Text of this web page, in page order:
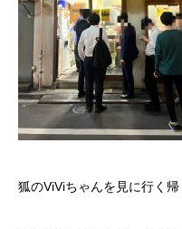
狐のViViちゃんを見に行く